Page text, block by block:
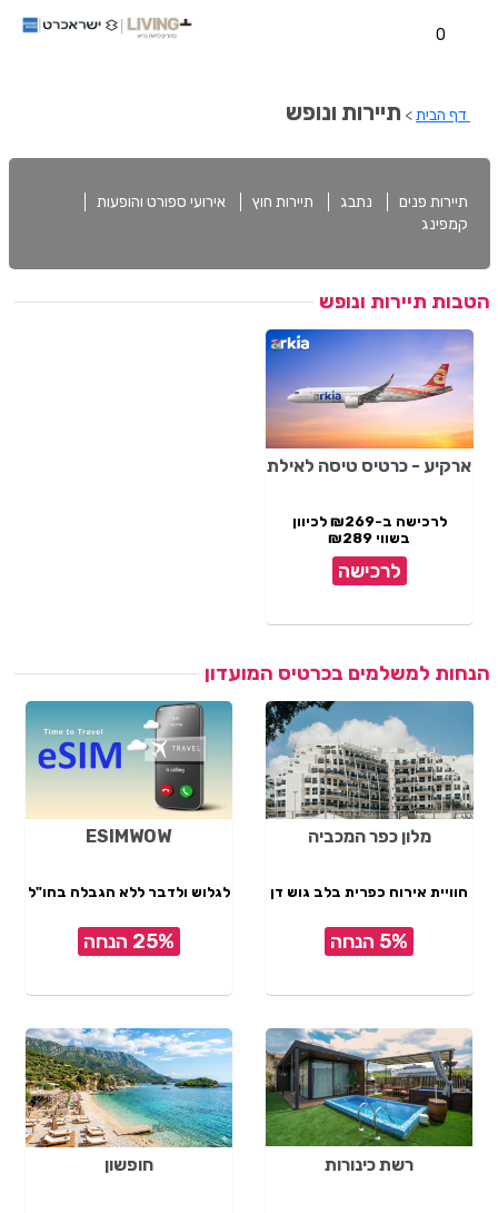
0
דף הבית> תיירות ונופש
תיירות פנים נתבג תיירות חוץ
אירועי ספורט והופעות
קמפינג
הטבות תיירות ונופש
ארקיע - כרטיס טיסה לאילת
לרכישה ב-₪269 לכיוון
בשווי ₪289
לרכישה
הנחות למשלמים בכרטיס המועדון
מלון כפר המכביה
חוויית אירוח כפרית בלב גוש דן
5% הנחה
ESIMWOW
לגלוש ולדבר ללא הגבלה בחו"ל
25% הנחה
רשת כינורות חופשון